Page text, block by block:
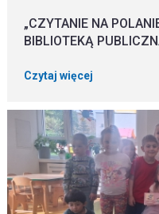
„CZYTANIE NA
BIBLIOTEKĄ
Czytaj więcej